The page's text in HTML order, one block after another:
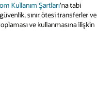
Kullanım Şartları'na tabi
sınır ötesi transferler ve
ve kullanmasına ilişkin